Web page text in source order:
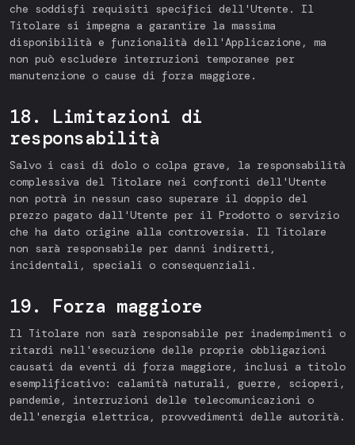
che soddisfi requisiti specifici dell'Utente. Il
Titolare si impegna a garantire la massima
disponibilità e funzionalità dell'Applicazione, ma
non può escludere interruzioni temporanee per
manutenzione o cause di forza maggiore.
18. Limitazioni di
responsabilità
Salvo i casi di dolo o colpa grave, la responsabilità
complessiva del Titolare nei confronti dell'Utente
non potrà in nessun caso superare il doppio del
prezzo pagato dall'Utente per il Prodotto o servizio
che ha dato origine alla controversia. Il Titolare
non sarà responsabile per danni indiretti,
incidentali, speciali o consequenziali.
19. Forza maggiore
Il Titolare non sarà responsabile per inadempimenti o
ritardi nell'esecuzione delle proprie obbligazioni
causati da eventi di forza maggiore, inclusi a titolo
esemplificativo: calamità naturali, guerre, scioperi,
pandemie, interruzioni delle telecomunicazioni o
dell'energia elettrica, provvedimenti delle autorità.